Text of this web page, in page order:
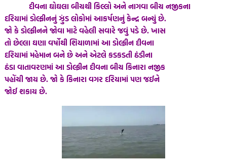
દીવના ઘોઘલા બીચથી કિલ્લો અને નાગવા બીચ નજીકના
દરિયામાં ડોલ્ફીનનું ઝુંડ લોકોમાં આકર્ષણનું કેન્દ્ર બન્યું છે.
જો કે ડોલ્ફીનને જોવા માટે વહેલી સવારે જવું પડે છે. ખાસ
તો છેલ્લા ઘણા વર્ષોથી શિયાળામાં આ ડોલ્ફીન દીવના
દરિયામાં મહેમાન બને છે અને એટલે કડકડતી ઠંડીના
ઠંડા વાતાવરણમાં આ ડોલ્ફીન દીવના બીચ કિનારા નજીક
પહોંચી જાય છે. જો કે કિનારા વગર દરિયામાં પણ જઈને
જોઈ શકાય છે.